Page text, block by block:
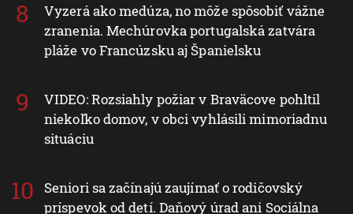
Vyzerá ako medúza, no môže spôsobiť vážne
zranenia. Mechúrovka portugalská zatvára
pláže vo Francúzsku aj Španielsku
VIDEO: Rozsiahly požiar v Braväcove pohltil
niekoľko domov, v obci vyhlásili mimoriadnu
situáciu
Seniori sa začínajú zaujímať o rodičovský
príspevok od detí. Daňový úrad ani Sociálna